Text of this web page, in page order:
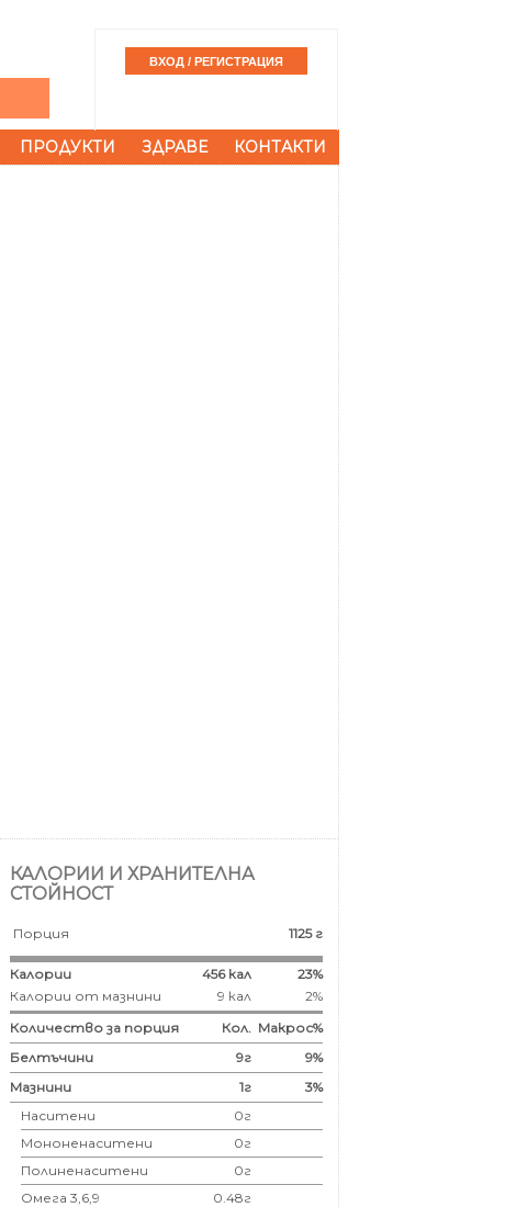
ПРОДУКТИ ЗДРАВЕ КОНТАКТИ
КАЛОРИИ И ХРАНИТЕЛНА
СТОЙНОСТ
Порция 1125 г
Калории 456кал
23%
Калории от мазнини
9 кал
2%
Количество за порция
Кол. Макрос%
Белтъчини
9г
9%
Мазнини
1г
3%
Наситени
0г
Мононенаситени
0г
Полиненаситени
0г
Омега 3,6,9
0.48г